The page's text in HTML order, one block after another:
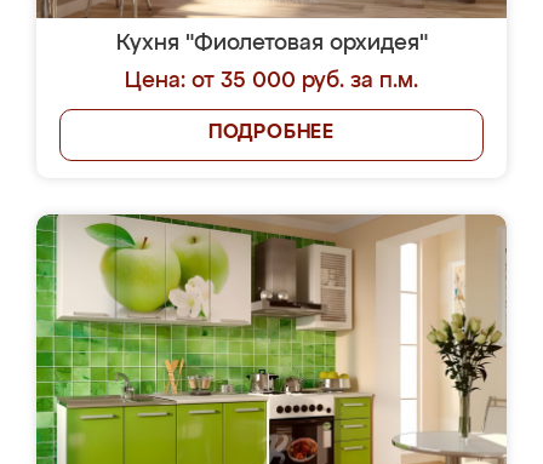
Кухня "Фиолетовая орхидея"
Цена: от 35 000 руб. за п.м.
ПОДРОБНЕЕ